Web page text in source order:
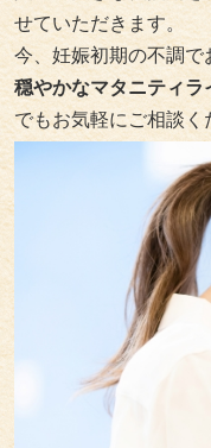
せていただきます。
今、妊娠初期の不調
穏やかなマタニティラ
でもお気軽にご相談く